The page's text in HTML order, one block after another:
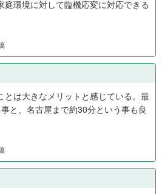
庭環境に対して臨機応変に対応できる
とは大きなメリットと感じている。最
と、名古屋まで約30分という事も良